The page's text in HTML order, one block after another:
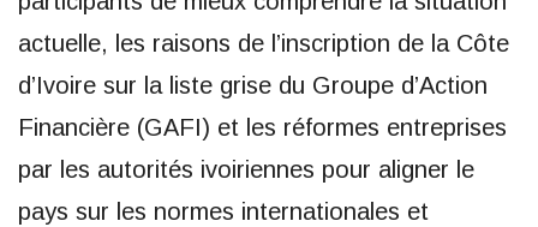
actuelle, les raisons de l’inscription de la Côte
d’Ivoire sur la liste grise du Groupe d’Action
Financière (GAFI) et les réformes entreprises
par les autorités ivoiriennes pour aligner le
pays sur les normes internationales et